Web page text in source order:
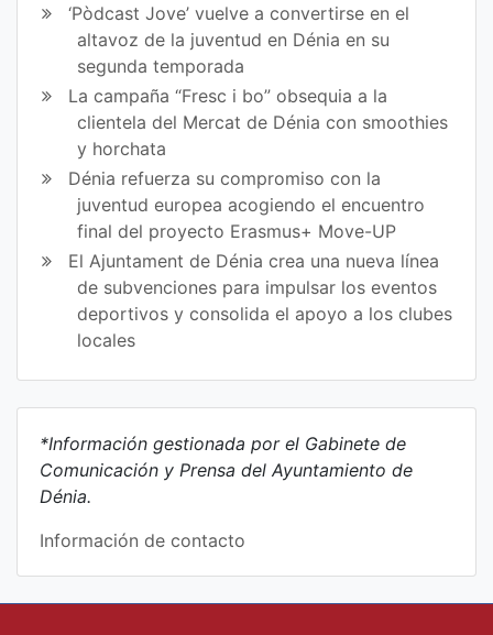
‘Pòdcast Jove’ vuelve a convertirse en el
altavoz de la juventud en Dénia en su
segunda temporada
La campaña “Fresc i bo” obsequia a la
clientela del Mercat de Dénia con smoothies
y horchata
Dénia refuerza su compromiso con la
juventud europea acogiendo el encuentro
final del proyecto Erasmus+ Move-UP
El Ajuntament de Dénia crea una nueva línea
de subvenciones para impulsar los eventos
deportivos y consolida el apoyo a los clubes
locales
*Información gestionada por el Gabinete de
Comunicación y Prensa del Ayuntamiento de
Dénia.
Información de contacto